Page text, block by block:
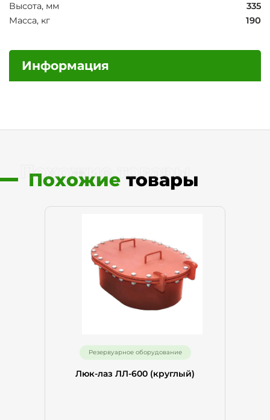
Высота, мм
335
Масса, кг
190
Информация
Похожие товары
Похожие товары
Резервуарное оборудование
Люк-лаз ЛЛ-600 (круглый)